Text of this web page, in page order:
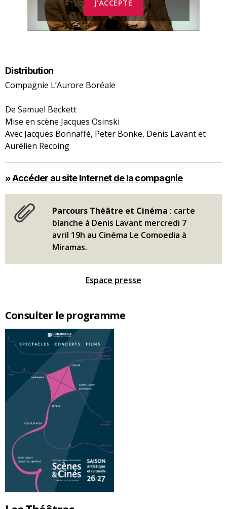
Consulter le programme
J’ACCEPTE
Distribution
Compagnie L’Aurore Boréale
De Samuel Beckett
Mise en scène Jacques Osinski
Avec Jacques Bonnaffé, Peter Bonke, Denis Lavant et
Aurélien Recoing
» Accéder au site Internet de la compagnie
Parcours Théâtre et Cinéma : carte
blanche à Denis Lavant mercredi 7
avril 19h au Cinéma Le Comoedia à
Miramas.
Espace presse